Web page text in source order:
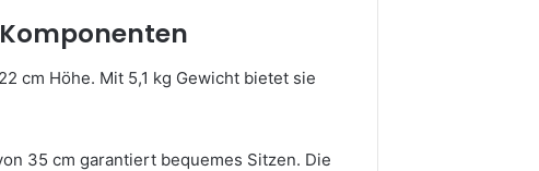
cm Höhe. Mit 5,1 kg Gewicht bietet sie
35 cm garantiert bequemes Sitzen. Die